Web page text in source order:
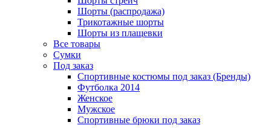
Шорты (распродажа)
Трикотажные шорты
Шорты из плащевки
Все товары
Сумки
Под заказ
Спортивные костюмы под заказ (Бренды)
Футболка 2014
Женское
Мужское
Спортивные брюки под заказ